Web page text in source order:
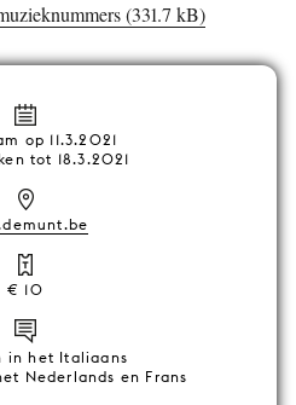
(331.7 kB)
op 11.3.2021
tot 18.3.2021
€ 10
in het Italiaans
Nederlands en Frans